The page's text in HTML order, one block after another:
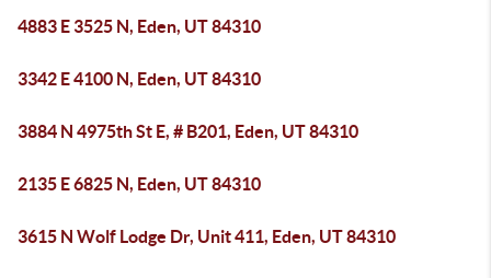
4883 E 3525 N, Eden, UT 84310
3342 E 4100 N, Eden, UT 84310
3884 N 4975th St E, # B201, Eden, UT 84310
2135 E 6825 N, Eden, UT 84310
3615 N Wolf Lodge Dr, Unit 411, Eden, UT 84310